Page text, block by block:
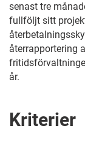
senast tre
fullföljt sitt
återrapportering
år.
Kriterier